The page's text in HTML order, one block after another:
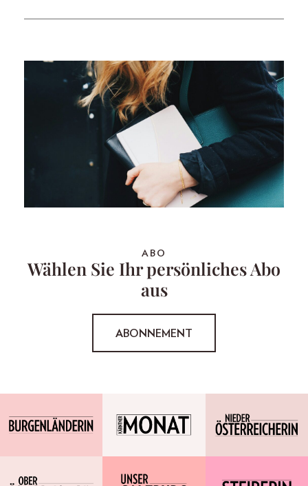
ABO
Wählen Sie Ihr persönliches Abo
aus
ABONNEMENT